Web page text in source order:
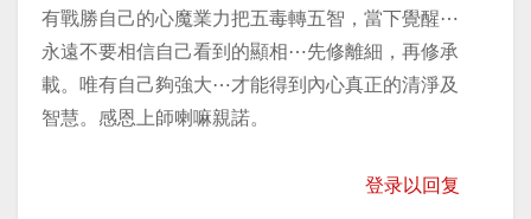
有戰勝自己的心魔業力把五毒轉五智，當下覺醒⋯
永遠不要相信自己看到的顯相⋯先修離細，再修承
載。唯有自己夠強大⋯才能得到內心真正的清淨及
智慧。感恩上師喇嘛親諾。
登录以回复